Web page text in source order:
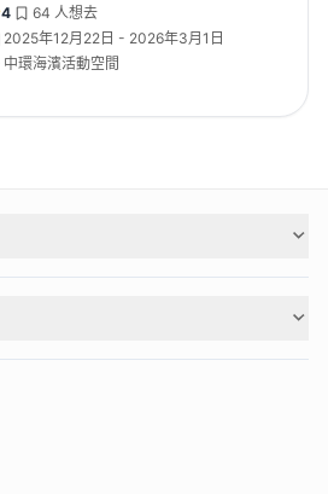
4 64 人想去
2025年12月22日 - 2026年3月1日
中環海濱活動空間